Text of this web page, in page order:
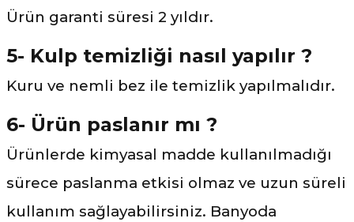
Ürün garanti süresi 2 yıldır.
5- Kulp temizliği nasıl yapılır ?
Kuru ve nemli bez ile temizlik yapılmalıdır.
6- Ürün paslanır mı ?
Ürünlerde kimyasal madde kullanılmadığı
sürece paslanma etkisi olmaz ve uzun süreli
kullanım sağlayabilirsiniz. Banyoda